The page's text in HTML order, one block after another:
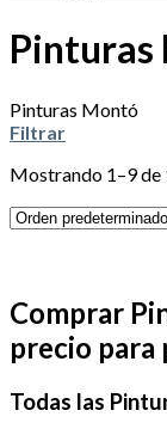
Pinturas
Pinturas Montó
Filtrar
Mostrando 1–9 de
Comprar
precio para
Todas las